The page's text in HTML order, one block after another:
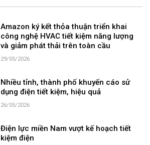
Amazon ký kết thỏa thuận triển khai
công nghệ HVAC tiết kiệm năng lượng
và giảm phát thải trên toàn cầu
29/05/2026
Nhiều tỉnh, thành phố khuyến cáo sử
dụng điện tiết kiệm, hiệu quả
26/05/2026
Điện lực miền Nam vượt kế hoạch tiết
kiệm điện